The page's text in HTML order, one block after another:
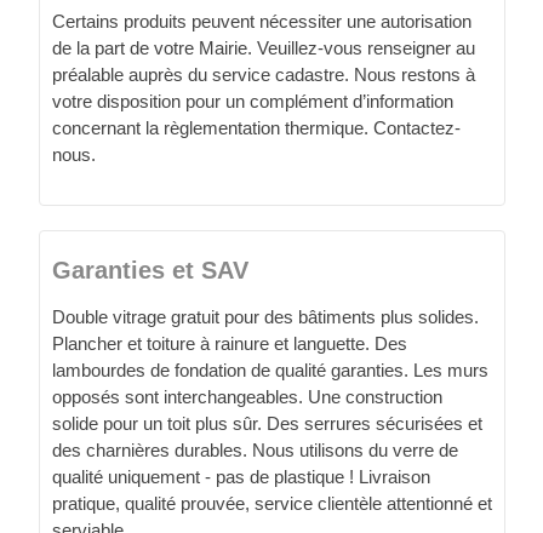
Certains produits peuvent nécessiter une autorisation
de la part de votre Mairie. Veuillez-vous renseigner au
préalable auprès du service cadastre. Nous restons à
votre disposition pour un complément d’information
concernant la règlementation thermique. Contactez-
nous.
Garanties et SAV
Double vitrage gratuit pour des bâtiments plus solides.
Plancher et toiture à rainure et languette. Des
lambourdes de fondation de qualité garanties. Les murs
opposés sont interchangeables. Une construction
solide pour un toit plus sûr. Des serrures sécurisées et
des charnières durables. Nous utilisons du verre de
qualité uniquement - pas de plastique ! Livraison
pratique, qualité prouvée, service clientèle attentionné et